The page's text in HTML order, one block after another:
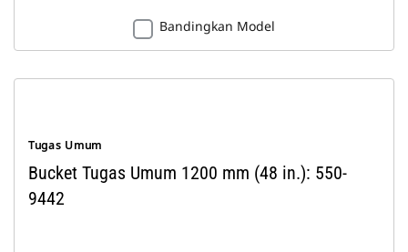
Bandingkan Model
Tugas Umum
Bucket Tugas Umum 1200 mm (48 in.): 550-
9442